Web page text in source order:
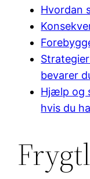
Hvordan
bevarer
Hjælp og
hvis du